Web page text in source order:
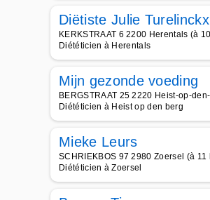
Diëtiste Julie Turelinckx
KERKSTRAAT 6 2200 Herentals (à
Diététicien à Herentals
Mijn gezonde voeding
BERGSTRAAT 25 2220 Heist-op-
Diététicien à Heist op den berg
Mieke Leurs
SCHRIEKBOS 97 2980 Zoersel (à 11
Diététicien à Zoersel